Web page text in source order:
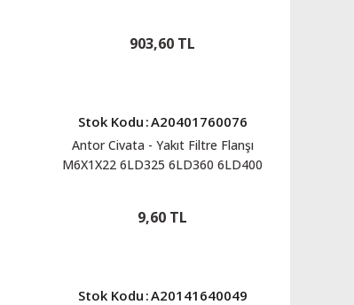
903,60 TL
Stok Kodu :A20401760076
Antor Civata - Yakıt Filtre Flanşı
M6X1X22 6LD325 6LD360 6LD400
9,60 TL
Stok Kodu :A20141640049